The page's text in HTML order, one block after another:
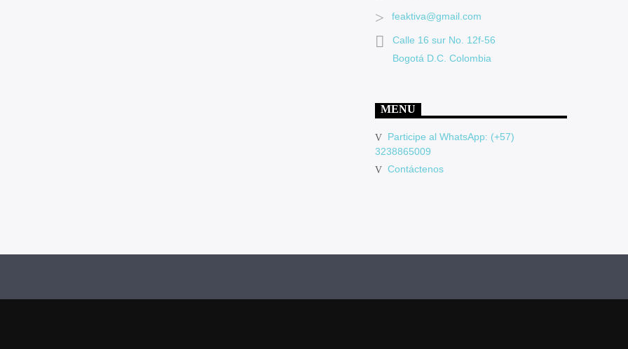
feaktiva@gmail.com
Calle 16 sur No. 12f-56
Bogotá D.C. Colombia
MENU
Participe al WhatsApp: (+57)
3238865009
Contáctenos